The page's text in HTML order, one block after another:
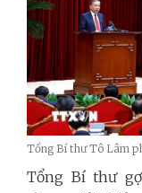
Tổng Bí thư Tô Lâm
Tổng Bí thư